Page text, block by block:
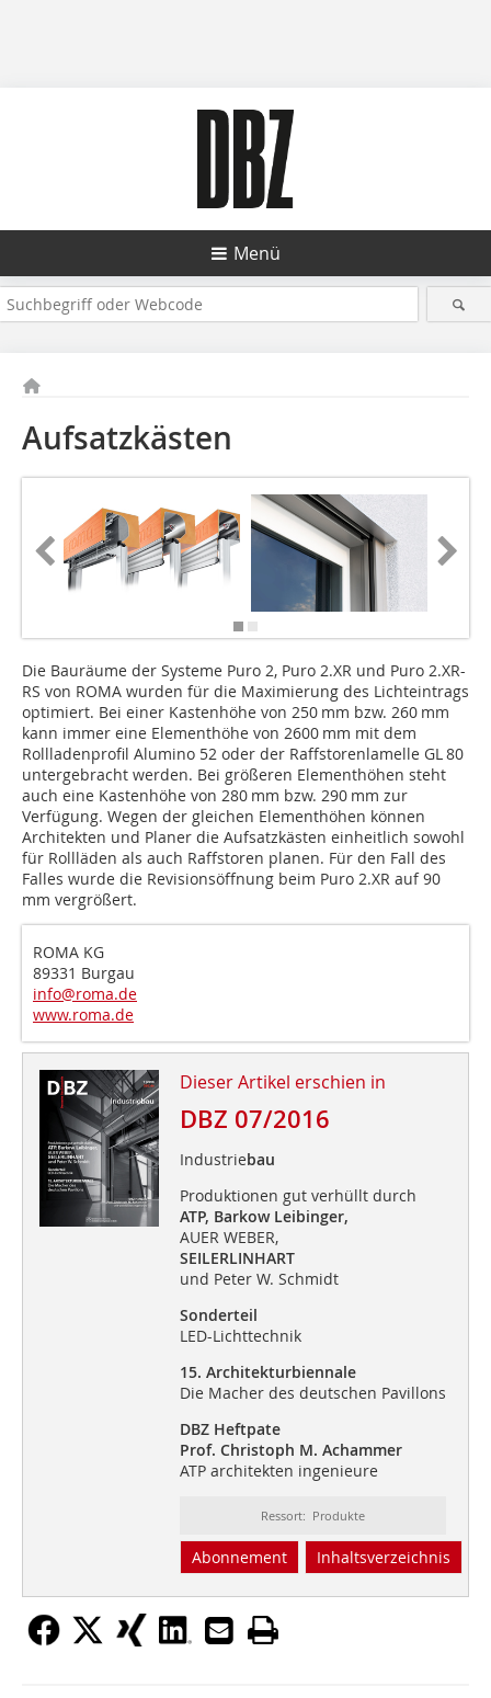
Menü
Aufsatzkästen
Die Bauräume der Systeme Puro 2, Puro 2.XR und Puro 2.XR-
RS von ROMA wurden für die Maximierung des Lichteintrags
optimiert. Bei einer Kastenhöhe von 250 mm bzw. 260 mm
kann immer eine Elementhöhe von 2600 mm mit dem
Rollladenprofil Alumino 52 oder der Raffstorenlamelle GL 80
untergebracht werden. Bei größeren Elementhöhen steht
auch eine Kastenhöhe von 280 mm bzw. 290 mm zur
Verfügung. Wegen der gleichen Elementhöhen können
Architekten und Planer die Aufsatzkästen einheitlich sowohl
für Rollläden als auch Raffstoren planen. Für den Fall des
Falles wurde die Revisionsöffnung beim Puro 2.XR auf 90
mm vergrößert.
ROMA KG
89331 Burgau
info@roma.de
www.roma.de
Dieser Artikel erschien in
DBZ 07/2016
Industriebau
Produktionen gut verhüllt durch
ATP, Barkow Leibinger,
AUER WEBER,
SEILERLINHART
und Peter W. Schmidt
Sonderteil
LED-Lichttechnik
15. Architekturbiennale
Die Macher des deutschen Pavillons
DBZ Heftpate
Prof. Christoph M. Achammer
ATP architekten ingenieure
Ressort: Produkte
Abonnement Inhaltsverzeichnis